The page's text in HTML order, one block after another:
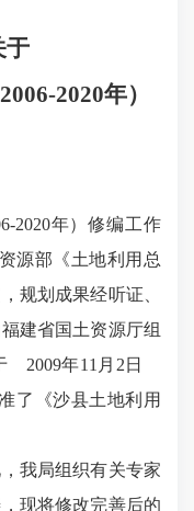
于
2006-2020年）
2020年）修编工作
源部《土地利用总
规划成果经听证、
建省国土资源厅组
2009年11 月 2 日
了《沙县土地利用
我局组织有关专家
现将修改完善后的